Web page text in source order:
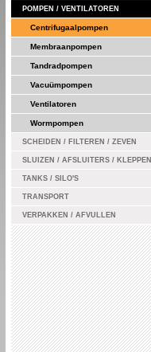
POMPEN / VENTILATOREN
Centrifugaalpompen
Membraanpompen
Tandradpompen
Vacuümpompen
Ventilatoren
Wormpompen
SCHEIDEN / FILTEREN / ZEVEN
SLUIZEN / AFSLUITERS / KLEPPEN
TANKS / SILO'S
TRANSPORT
VERPAKKEN / AFVULLEN